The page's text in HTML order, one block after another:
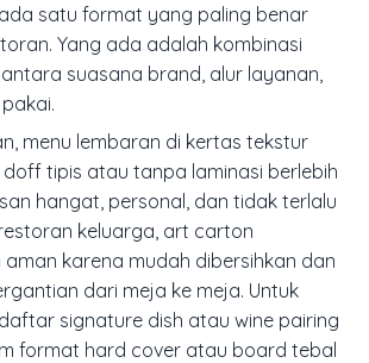
satu format yang paling benar
Yang ada adalah kombinasi
suasana brand, alur layanan,
menu lembaran di kertas tekstur
tipis atau tanpa laminasi berlebih
hangat, personal, dan tidak terlalu
keluarga, art carton
aman karena mudah dibersihkan dan
dari meja ke meja. Untuk
signature dish atau wine pairing
format hard cover atau board tebal